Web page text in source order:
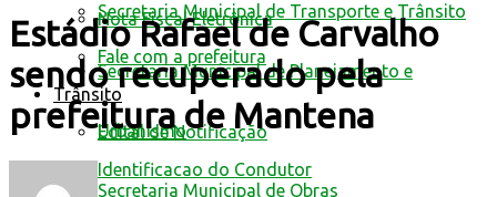
Nota Fiscal Eletrônica
Fale com a prefeitura
Trânsito
Edital de Notificação
Identificacao do Condutor
Secretaria Municipal de Transporte e Trânsito
Secretaria Municipal de Planejamento e
Urbanismo
Secretaria Municipal de Obras
Estádio Rafael de Carvalho
sendo recuperado pela
prefeitura de Mantena